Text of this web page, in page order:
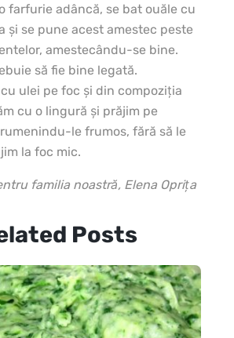
farfurie adâncă, se bat ouăle cu
şi se pune acest amestec peste
amestecându-se bine.
să fie bine legată.
ulei pe foc şi din compoziţia
cu o lingură şi prăjim pe
le frumos, fără să le
la foc mic.
familia noastră, Elena Opriţa
Posts